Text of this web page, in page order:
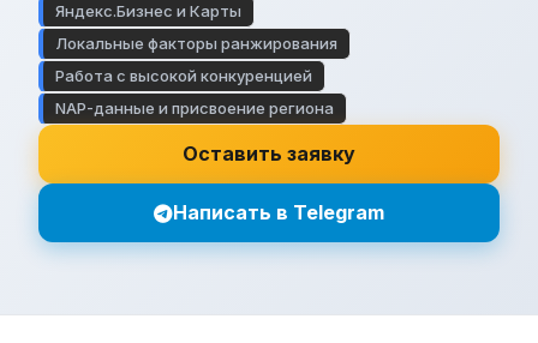
Яндекс.Бизнес и Карты
Локальные факторы ранжирования
Работа с высокой конкуренцией
NAP-данные и присвоение региона
Оставить заявку
Написать в Telegram